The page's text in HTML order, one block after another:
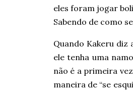
eles foram jogar
Sabendo de como
Quando Kakeru diz
ele tenha uma
não é a primeira
maneira de “se